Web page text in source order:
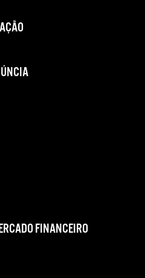
FINANCEIRO